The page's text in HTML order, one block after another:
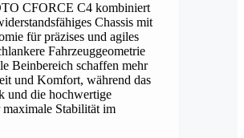
CFORCE C4 kombiniert
Chassis mit
für präzises und agiles
Fahrzeuggeometrie
Beinbereich schaffen mehr
und Komfort, während das
und die hochwertige
Stabilität im